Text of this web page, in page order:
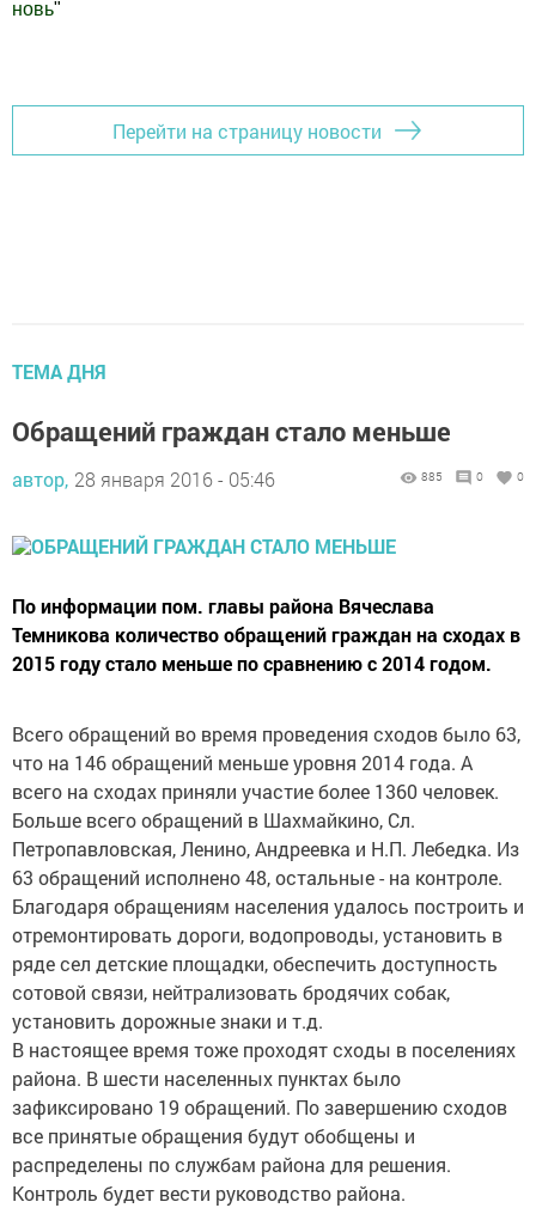
новь"
Перейти на страницу новости
ТЕМА ДНЯ
Обращений граждан стало меньше
автор, 28 января 2016 - 05:46 885 0 0
По информации пом. главы района Вячеслава
Темникова количество обращений граждан на сходах в
2015 году стало меньше по сравнению с 2014 годом.
Всего обращений во время проведения сходов было 63,
что на 146 обращений меньше уровня 2014 года. А
всего на сходах приняли участие более 1360 человек.
Больше всего обращений в Шахмайкино, Сл.
Петропавловская, Ленино, Андреевка и Н.П. Лебедка. Из
63 обращений исполнено 48, остальные - на контроле.
Благодаря обращениям населения удалось построить и
отремонтировать дороги, водопроводы, установить в
ряде сел детские площадки, обеспечить доступность
сотовой связи, нейтрализовать бродячих собак,
установить дорожные знаки и т.д.
В настоящее время тоже проходят сходы в поселениях
района. В шести населенных пунктах было
зафиксировано 19 обращений. По завершению сходов
все принятые обращения будут обобщены и
распределены по службам района для решения.
Контроль будет вести руководство района.